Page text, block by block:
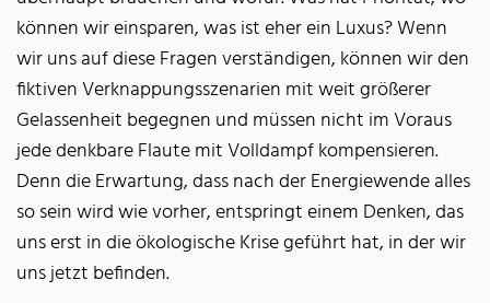
können wir einsparen, was ist eher ein Luxus? Wenn
wir uns auf diese Fragen verständigen, können wir den
fiktiven Verknappungsszenarien mit weit größerer
Gelassenheit begegnen und müssen nicht im Voraus
jede denkbare Flaute mit Volldampf kompensieren.
Denn die Erwartung, dass nach der Energiewende alles
so sein wird wie vorher, entspringt einem Denken, das
uns erst in die ökologische Krise geführt hat, in der wir
uns jetzt befinden.